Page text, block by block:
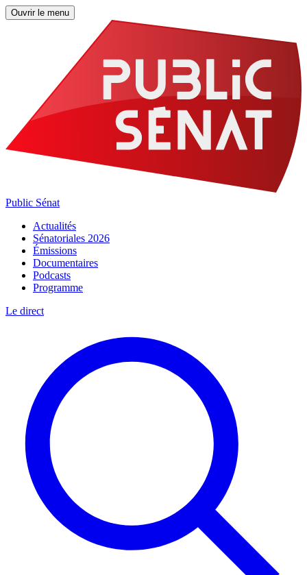
Ouvrir le menu
Public Sénat
Actualités
Sénatoriales 2026
Émissions
Documentaires
Podcasts
Programme
Le direct